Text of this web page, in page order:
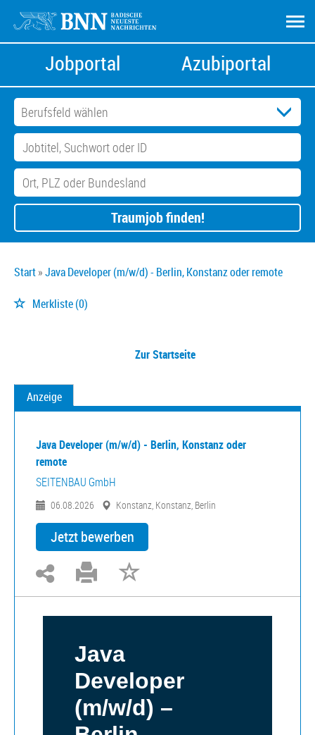
Jobportal Azubiportal
Traumjob finden!
Start Java Developer (m/w/d) - Berlin, Konstanz oder remote
Merkliste(0)
Zur Startseite
Anzeige
Java Developer (m/w/d) - Berlin, Konstanz oder
remote
SEITENBAU GmbH
06.08.2026 Konstanz, Konstanz, Berlin
Jetzt bewerben